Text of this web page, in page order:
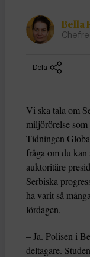
Bella
Dela
Vi ska tala om
miljörörelse
Tidningen
fråga om du kan
auktoritäre
Serbiska
ha varit så
lördagen.
– Ja. Polisen i
deltagare.